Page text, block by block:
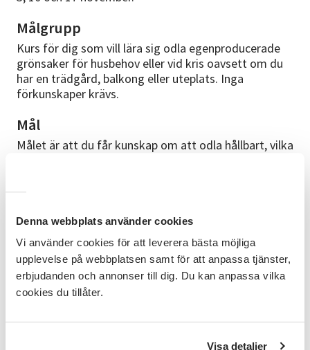
Denna webbplats använder cookies
Vi använder cookies för att leverera bästa möjliga
upplevelse på webbplatsen samt för att anpassa tjänster,
erbjudanden och annonser till dig. Du kan anpassa vilka
cookies du tillåter.
Visa detaljer
Målgrupp
Kurs för dig som vill lära sig odla egenproducerade
grönsaker för husbehov eller vid kris oavsett om du
har en trädgård, balkong eller uteplats. Inga
förkunskaper krävs.
Mål
Målet är att du får kunskap om att odla hållbart, vilka
om odling och specifikt beredskapsodling efter
Innehåll
Vi kommer att dela med oss av kunskap och tips om
hur all odling börjar med att hitta en lämplig plats att
odla på, hur du förbättrar jorden och skapar en
igång med din odling. Du får inspiration att hitta det